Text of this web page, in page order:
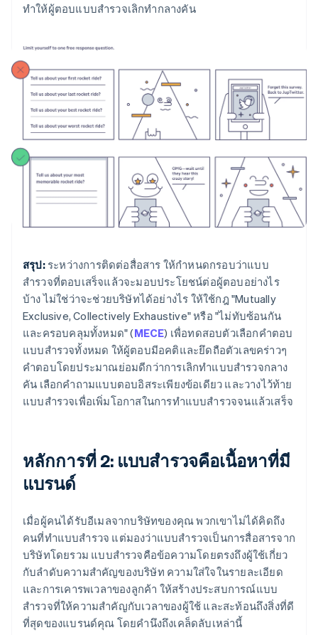
ทำให้ผู้ตอบแบบสำรวจเลิกทำกลางคัน
สรุป:ระหว่างการติดต่อสื่อสาร ให้กำหนดกรอบว่าแบบ
สำรวจที่ตอบเสร็จแล้วจะมอบประโยชน์ต่อผู้ตอบอย่างไร
บ้าง ไม่ใช่ว่าจะช่วยบริษัทได้อย่างไร ให้ใช้กฎ "Mutually
Exclusive, Collectively Exhaustive" หรือ "ไม่ทับซ้อนกัน
และครอบคลุมทั้งหมด" (MECE) เพื่อทดสอบตัวเลือกคำตอบ
แบบสำรวจทั้งหมด ให้ผู้ตอบมีอคติและยึดถือตัวเลขคร่าวๆ
คำตอบโดยประมาณย่อมดีกว่าการเลิกทำแบบสำรวจกลาง
คัน เลือกคำถามแบบตอบอิสระเพียงข้อเดียว และวางไว้ท้าย
แบบสำรวจเพื่อเพิ่มโอกาสในการทำแบบสำรวจจนแล้วเสร็จ
หลักการที่ 2: แบบสำรวจคือเนื้อหาที่มี
แบรนด์
เมื่อผู้คนได้รับอีเมลจากบริษัทของคุณ พวกเขาไม่ได้คิดถึง
คนที่ทำแบบสำรวจ แต่มองว่าแบบสำรวจเป็นการสื่อสารจาก
บริษัทโดยรวม แบบสำรวจคือข้อความโดยตรงถึงผู้ใช้เกี่ยว
กับลำดับความสำคัญของบริษัท ความใส่ใจในรายละเอียด
และการเคารพเวลาของลูกค้า ให้สร้างประสบการณ์แบบ
สำรวจที่ให้ความสำคัญกับเวลาของผู้ใช้ และสะท้อนถึงสิ่งที่ดี
ที่สุดของแบรนด์คุณ โดยคำนึงถึงเคล็ดลับเหล่านี้